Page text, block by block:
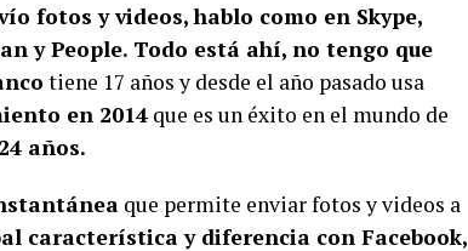
fotos y videos, hablo como en Skype,
y People. Todo está ahí, no tengo que
tiene 17 años y desde el año pasado usa
en 2014 que es un éxito en el mundo de
años.
que permite enviar fotos y videos a
característica y diferencia con Facebook,